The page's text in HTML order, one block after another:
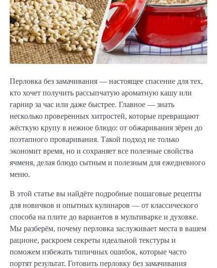
Перловка без замачивания — настоящее спасение для тех,
кто хочет получить рассыпчатую ароматную кашу или
гарнир за час или даже быстрее. Главное — знать
несколько проверенных хитростей, которые превращают
жёсткую крупу в нежное блюдо: от обжаривания зёрен до
поэтапного проваривания. Такой подход не только
экономит время, но и сохраняет все полезные свойства
ячменя, делая блюдо сытным и полезным для ежедневного
меню.
В этой статье вы найдёте подробные пошаговые рецепты
для новичков и опытных кулинаров — от классического
способа на плите до вариантов в мультиварке и духовке.
Мы разберём, почему перловка заслуживает места в вашем
рационе, раскроем секреты идеальной текстуры и
поможем избежать типичных ошибок, которые часто
портят результат. Готовить перловку без замачивания